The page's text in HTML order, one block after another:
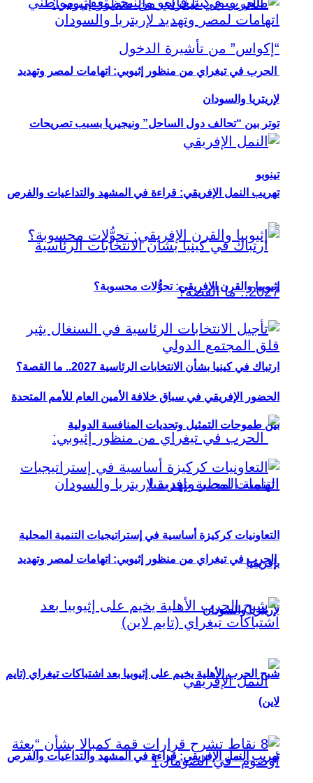
توتر بين “تحالف دول الساحل” ونيجيريا بسبب تصريحات
تينوبو
ارتباك في كينيا بشأن الانتخابات الرئاسية 2027.. ما القصة؟
الحرب في تيغراي من منظور إثيوبي: اتهامات لمصر وتهديد
لإريتريا والسودان
تهريب النمل الإفريقي: قراءة في المشهد والتداعيات والفرص
الحرب في تيغراي من منظور إثيوبي: اتهامات لمصر وتهديد
لإريتريا والسودان
تهريب النمل الإفريقي: قراءة في المشهد والتداعيات والفرص
إثيوبيا والقرن الإفريقي: تحوُّلات محسوبة؟
الحضور الإفريقي في سباق خلافة الأمين العام للأمم المتحدة
بين طموحات التمثيل وتحديات المنافسة الدولية
التعاونيات كركيزة أساسية في إستراتيجيات التنمية المحلية
بإفريقيا
شبح الحرب الأهلية يخيم على إثيوبيا بعد اشتباكات تيغراي (تايم
لاين)